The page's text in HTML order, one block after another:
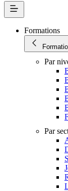
Formations
Par
Par